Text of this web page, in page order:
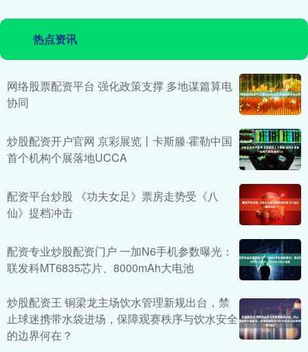
热点资讯
网络股票配资平台 强化政策支撑 多地谋篇算电
协同
炒股配资开户官网 京彩展览丨卡斯滕·霍勒中国
首个机构个展落地UCCA
配资平台炒股 《功夫女足》票房走势受《八
仙》提档冲击
配资专业炒股配资门户 一加N6手机参数曝光：
联发科MT6835芯片、8000mAh大电池
炒股配资王 铜梁龙主场饮水管理新规出台，禁
止球迷携带水袋进场，保障观赛秩序与饮水安全
的边界何在？